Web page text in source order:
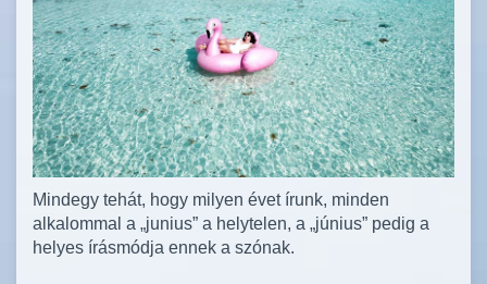
Mindegy tehát, hogy milyen évet írunk, minden
alkalommal a „junius” a helytelen, a „június” pedig a
helyes írásmódja ennek a szónak.